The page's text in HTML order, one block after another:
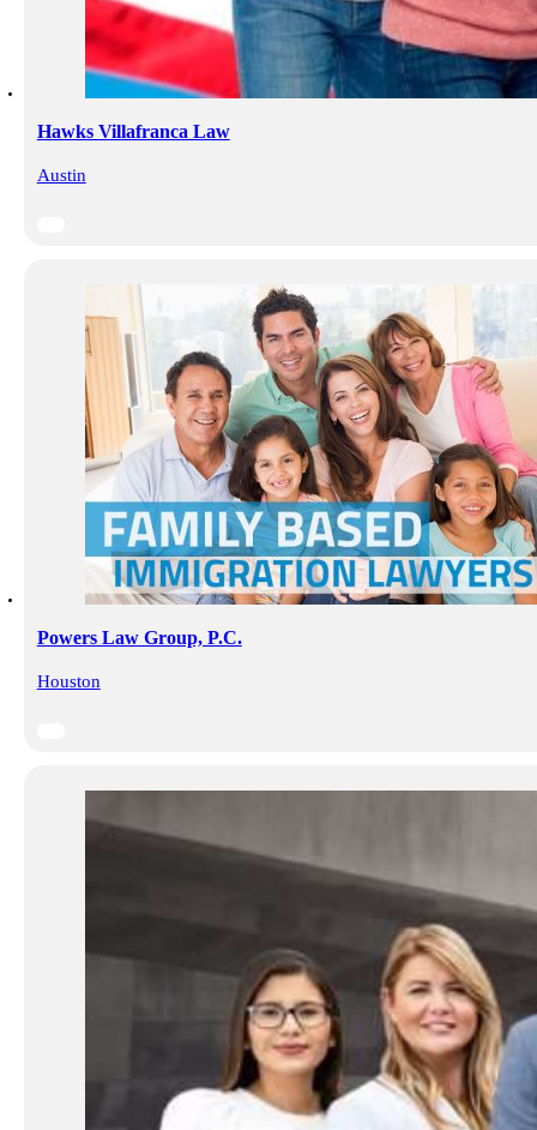
Hawks Villafranca Law
Austin
Powers Law Group, P.C.
Houston